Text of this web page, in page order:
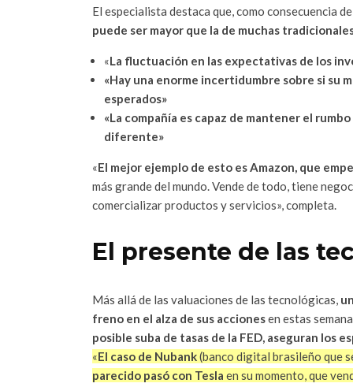
El especialista destaca que, como consecuencia
puede ser mayor que la de muchas
«La fluctuación en las expectativas de los
«Hay una enorme incertidumbre sobre si su
esperados»
«La compañía es capaz de mantener el
diferente»
«El mejor ejemplo de esto es Amazon, que
más grande del mundo. Vende de todo, tiene
comercializar productos y servicios», completa.
El presente de las
Más allá de las valuaciones de las tecnológicas,
freno en el alza de sus accionesen estas
posible suba de tasas de la FED, aseguran los
«El caso de Nubank(banco digital brasileño que
parecido pasó con Tesla en su momento, que